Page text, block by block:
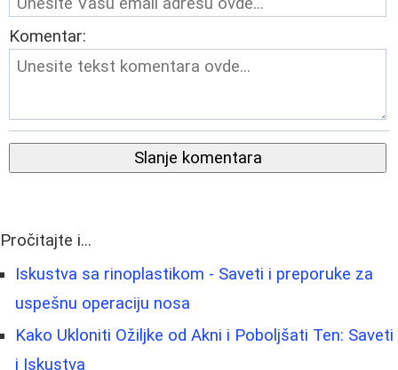
Komentar:
Slanje komentara
Pročitajte i...
Iskustva sa rinoplastikom - Saveti i preporuke za
uspešnu operaciju nosa
Kako Ukloniti Ožiljke od Akni i Poboljšati Ten: Saveti
i Iskustva